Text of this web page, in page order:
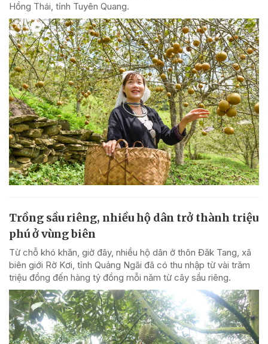
Hồng Thái, tỉnh Tuyên Quang.
Trồng sầu riêng, nhiều hộ dân trở thành triệu
phú ở vùng biên
Từ chỗ khó khăn, giờ đây, nhiều hộ dân ở thôn Đăk Tang, xã
biên giới Rờ Kơi, tỉnh Quảng Ngãi đã có thu nhập từ vài trăm
triệu đồng đến hàng tỷ đồng mỗi năm từ cây sầu riêng.